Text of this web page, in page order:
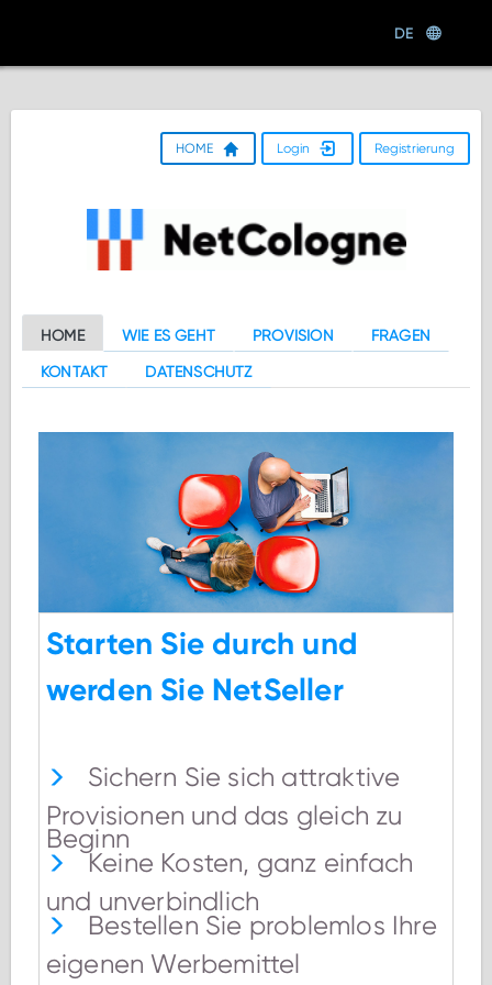
DE
HOME Login Registrierung
HOME WIE ES GEHT PROVISION FRAGEN
KONTAKT DATENSCHUTZ
Starten Sie durch und
werden Sie NetSeller
Sichern Sie sich attraktive
Provisionen und das gleich zu
Beginn
Keine Kosten, ganz einfach
und unverbindlich
Bestellen Sie problemlos Ihre
eigenen Werbemittel